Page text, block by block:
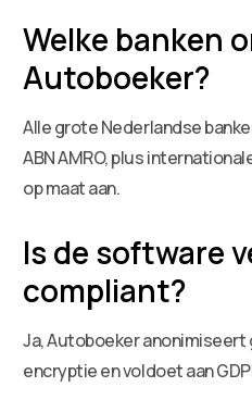
Welke banken
Autoboeker?
Alle grote Nederlandse
ABN AMRO, plus
op maat aan.
Is de software
compliant?
Ja, Autoboeker
encryptie en voldoet aan